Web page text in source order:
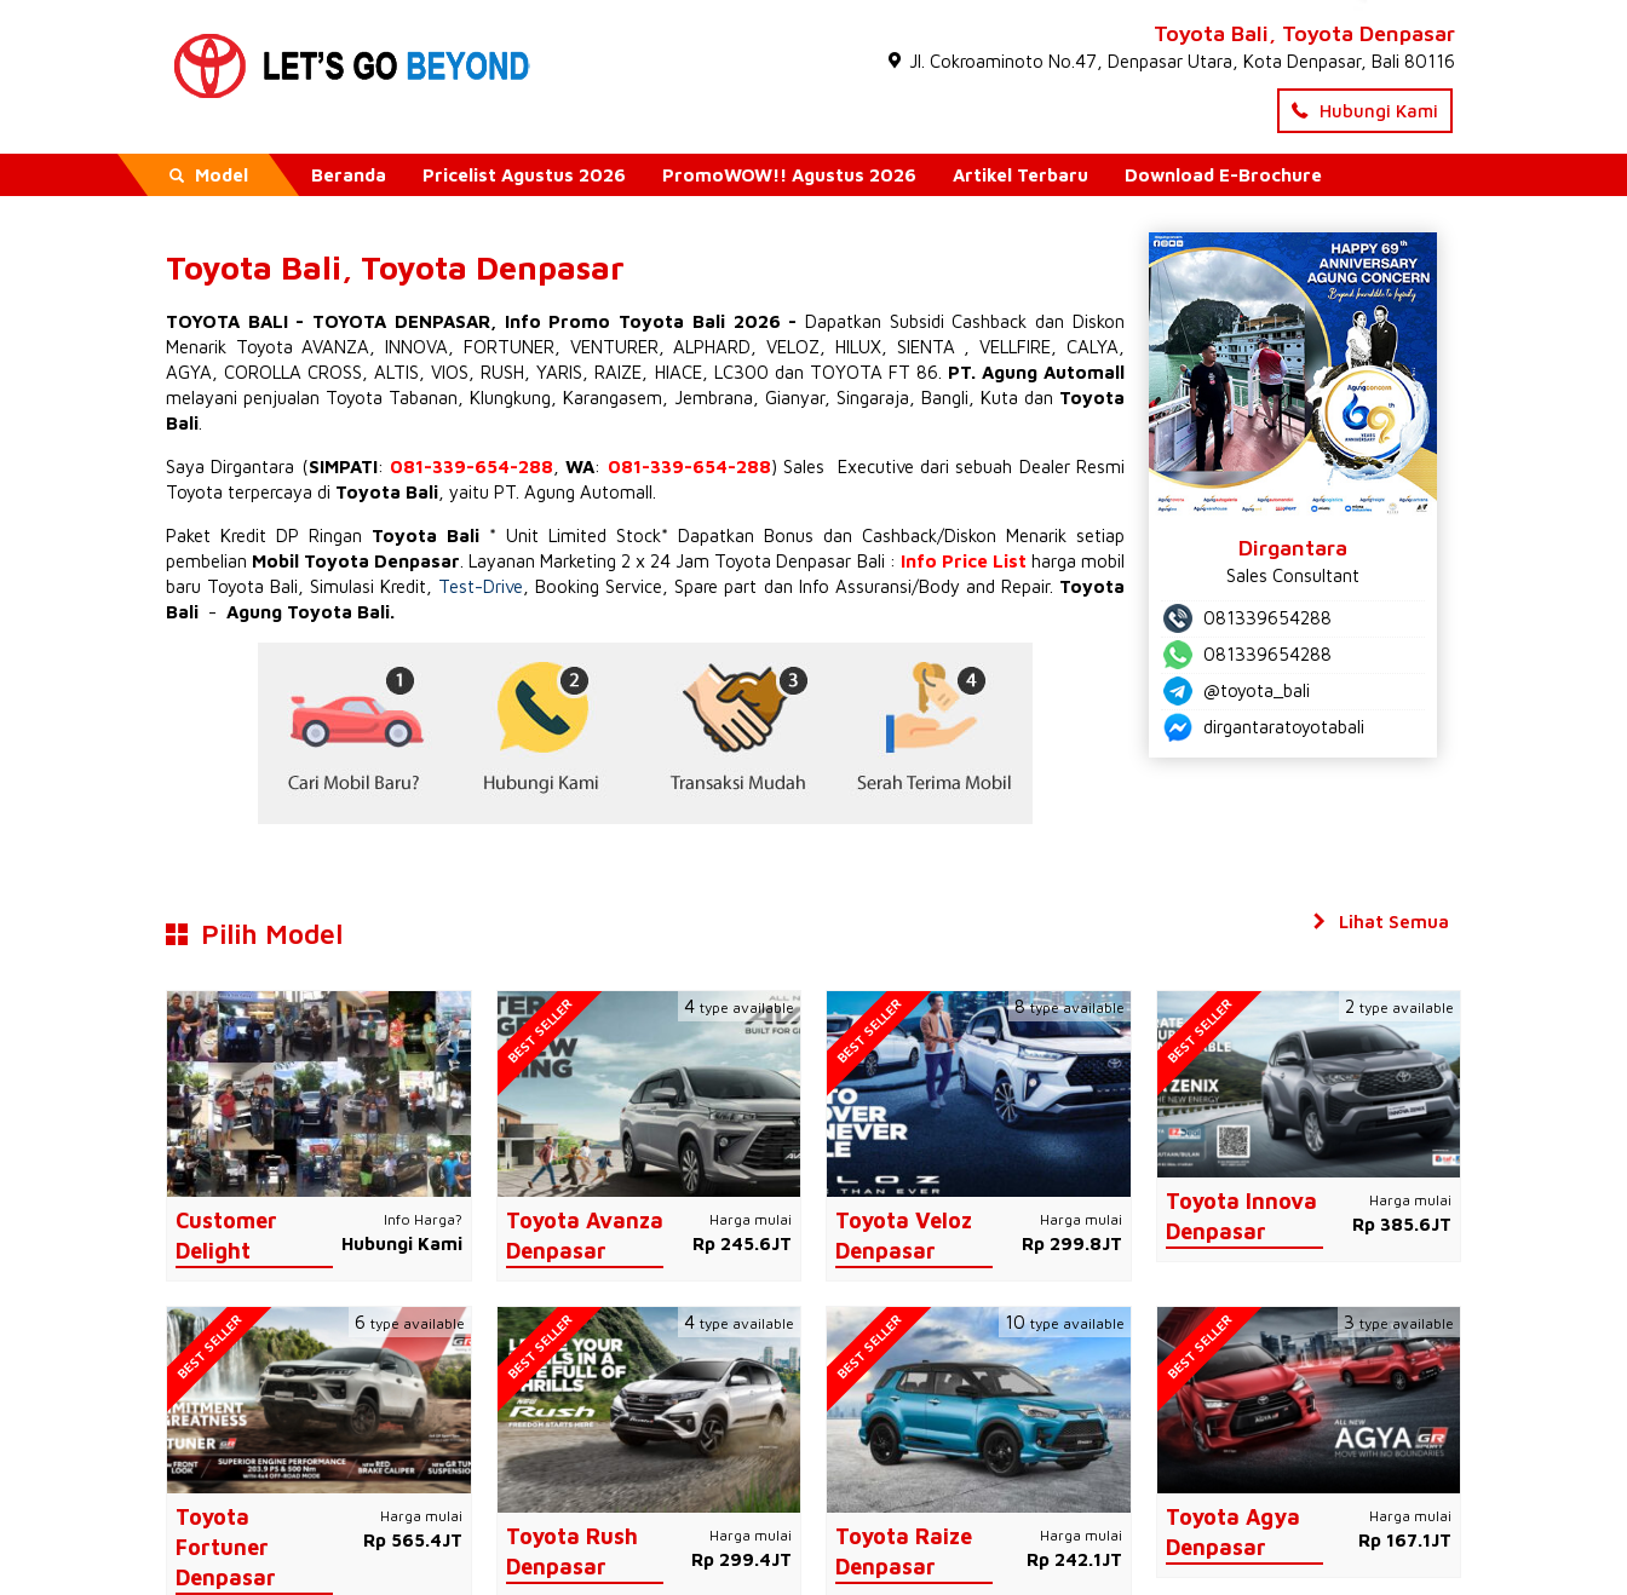
Toyota Bali, Toyota Denpasar
Jl. Cokroaminoto No.47, Denpasar Utara, Kota Denpasar, Bali 80116
Hubungi Kami
Model Beranda Pricelist Agustus 2026 PromoWOW!! Agustus 2026 Artikel Terbaru Download E-Brochure
Toyota Bali, Toyota Denpasar
TOYOTA BALI - TOYOTA DENPASAR, Info Promo Toyota Bali 2026 - Dapatkan Subsidi Cashback dan Diskon
Menarik Toyota AVANZA INNOVA FORTUNER VENTURER ,ALPHARD ,VELOZ HILUX, SIENTA ,VELLFIRE CALYA
AGYA ,COROLLA CROSS ,ALTIS ,VIOS ,RUSH ,YARIS ,RAIZE HIACE, LC300 dan TOYOTA FT 86 PT. Agung Automall
melayani penjualan Toyota Tabanan, Klungkung, Karangasem, Jembrana, Gianyar, Singaraja, Bangli, Kuta dan Toyota
Bali
Saya Dirgantara (SIMPATI: 081-339-654-288 ,WA: 081-339-654-288) Sales Executive dari sebuah Dealer Resmi
Toyota terpercaya di Toyota Bali , yaitu PT. Agung Automall.
Paket Kredit DP Ringan Toyota Bali * Unit Limited Stock* Dapatkan Bonus dan Cashback/Diskon Menarik setiap
pembelian Mobil Toyota Denpasar . Layanan Marketing 2 x 24 Jam Toyota Denpasar Bali : Info Price List harga mobil
baru Toyota Bali, Simulasi Kredit, Test-Drive , Booking Service, Spare part dan Info Assuransi/Body and Repair. Toyota
Bali - Agung Toyota Bali.
Dirgantara
Sales Consultant
081339654288
081339654288
@toyota_bali
dirgantaratoyotabali
Pilih Model
Customer
Delight
Info Harga?
Hubungi Kami
Toyota Avanza
Denpasar
Harga mulai
Rp 245.6JT
BEST SELLER 4 type available
Toyota Veloz
Denpasar
Harga mulai
Rp 299.8JT
BEST SELLER 8type available
Toyota Innova
Denpasar
Harga mulai
Rp 385.6JT
BEST SELLER 2 type available
Toyota
Fortuner
Denpasar
Harga mulai
Rp 565.4JT
BEST SELLER 6 type available
Toyota Rush
Denpasar
Harga mulai
Rp 299.4JT
BEST SELLER 4 type available
Toyota Raize
Denpasar
Harga mulai
Rp 242.1JT
BEST SELLER 10type available
Toyota Agya
Denpasar
Harga mulai
Rp 167.1JT
BEST SELLER 3type available
Lihat Semua